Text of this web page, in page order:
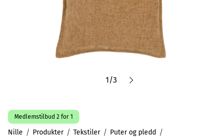
1/3
Medlemstilbud 2 for 1
Nille Produkter Tekstiler Puter og pledd